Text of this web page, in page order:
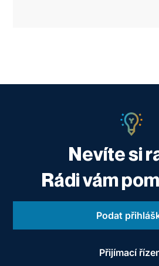
Nevíte si
Rádi vám
Podat
Přijímací